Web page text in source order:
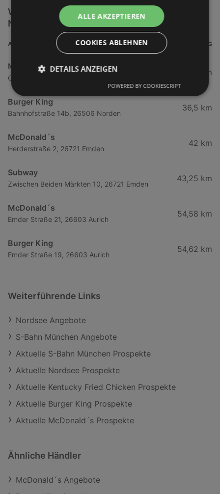
Weitere Restaurant & Reisen Filialen in der
Nähe
ADRESSE ENTFERNUNG
McDonald´s
Gewerbestraße 9, 26506 Norden
34,34 km
Burger King
Bahnhofstraße 14b, 26506 Norden
36,5 km
McDonald´s
Herderstraße 2, 26721 Emden
42 km
Subway
Zwischen Beiden Märkten 10, 26721 Emden
43,25 km
McDonald´s
Emder Straße 21, 26603 Aurich
54,58 km
Burger King
Emder Straße 19, 26603 Aurich
54,62 km
Weiterführende Links
Nordsee Angebote
S-Bahn München Angebote
Aktuelle S-Bahn München Prospekte
Aktuelle Nordsee Prospekte
Aktuelle Kentucky Fried Chicken Prospekte
Aktuelle Burger King Prospekte
Aktuelle McDonald´s Prospekte
Ähnliche Händler
McDonald´s Angebote
ALLE AKZEPTIEREN
COOKIES ABLEHNEN
DETAILS ANZEIGEN
POWERED BY COOKIESCRIPT